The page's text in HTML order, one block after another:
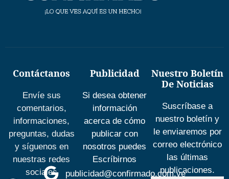
Contáctanos
Envíe sus
comentarios,
informaciones,
preguntas, dudas
y síguenos en
nuestras redes
sociales
Publicidad
Si desea obtener
información
acerca de cómo
publicar con
nosotros puedes
Escríbirnos
publicidad@confirmado.com.ve
Nuestro Boletín
De Noticias
Suscríbase a
nuestro boletín y
le enviaremos por
correo electrónico
las últimas
publicaciones.